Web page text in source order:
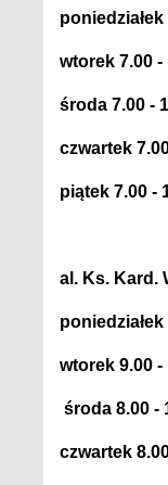
wtorek
środa
piątek
al. Ks. Kard.
poniedziałek
wtorek 9.00 -
środa 8.00 -
czwartek